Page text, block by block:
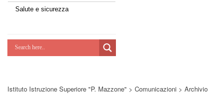
Lab Green
Potenziamoci
Salute e sicurezza
Istituto Istruzione Superiore "P. Mazzone" > Comunicazioni > Archivio